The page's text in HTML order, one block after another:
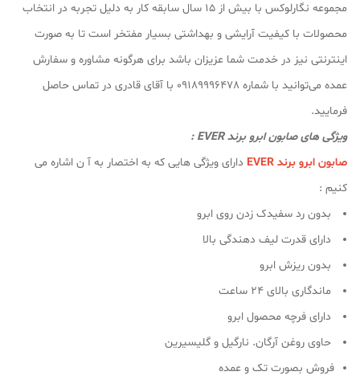
مجموعه نگارلوکس با بیش از ۱۵ سال سابقه کار به دلیل تجربه در انتخاب
محصولات با کیفیت آرایشی و بهداشتی بسیار مفتخر است تا به صورت
اینترنتی نیز در خدمت شما عزیزان باشد برای هرگونه مشاوره و سفارش
عمده می‌توانید با شماره 09189996478 با آقای قادری در تماس حاصل
فرمایید.
ویژگی های صابون ابرو برند EVER :
صابون ابرو برند EVER
دارای ویژگی هایی که به اختصار به آ ن اشاره می
کنیم :
بدون رد سفیدک زدن روی ابرو
دارای قدرت لیف دهندگی بالا
بدون ریزش ابرو
ماندگاری بالای 24 ساعت
دارای فرچه محصول ابرو
حاوی روغن آرگان. نارگیل و گلیسیرین
فروش بصورت تک و عمده